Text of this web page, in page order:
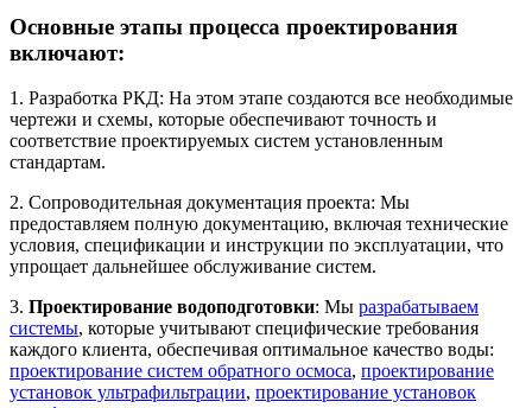
Основные этапы процесса проектирования
включают:
1. Разработка РКД: На этом этапе создаются все необходимые
чертежи и схемы, которые обеспечивают точность и
соответствие проектируемых систем установленным
стандартам.
2. Сопроводительная документация проекта: Мы
предоставляем полную документацию, включая технические
условия, спецификации и инструкции по эксплуатации, что
упрощает дальнейшее обслуживание систем.
3. Проектирование водоподготовки: Мы разрабатываем
системы, которые учитывают специфические требования
каждого клиента, обеспечивая оптимальное качество воды:
проектирование систем обратного осмоса, проектирование
установок ультрафильтрации, проектирование установок